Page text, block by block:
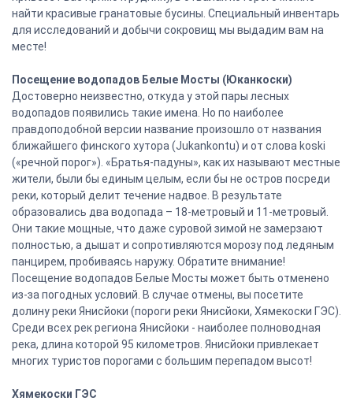
найти красивые гранатовые бусины. Специальный инвентарь
для исследований и добычи сокровищ мы выдадим вам на
месте!
Посещение водопадов Белые Мосты (Юканкоски)
Достоверно неизвестно, откуда у этой пары лесных
водопадов появились такие имена. Но по наиболее
правдоподобной версии название произошло от названия
ближайшего финского хутора (Jukankontu) и от слова koski
(«речной порог»). «Братья-падуны», как их называют местные
жители, были бы единым целым, если бы не остров посреди
реки, который делит течение надвое. В результате
образовались два водопада – 18-метровый и 11-метровый.
Они такие мощные, что даже суровой зимой не замерзают
полностью, а дышат и сопротивляются морозу под ледяным
панцирем, пробиваясь наружу. Обратите внимание!
Посещение водопадов Белые Мосты может быть отменено
из-за погодных условий. В случае отмены, вы посетите
долину реки Янисйоки (пороги реки Янисйоки, Хямекоски ГЭС).
Среди всех рек региона Янисйоки - наиболее полноводная
река, длина которой 95 километров. Янисйоки привлекает
многих туристов порогами с большим перепадом высот!
Хямекоски ГЭС